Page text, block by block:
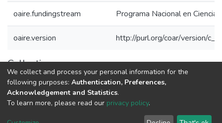
oaire.fundingstream Programa Nacional en
oaire.version http://purl.org/coar/version/
Collections
1.1.2. Informes Finales
DSpace software copyright © 2002-2026
Cookie End User Send
We collect and process your personal information for the
following purposes: Authentication, Preferences,
Acknowledgement and Statistics.
To learn more, please read our privacy policy.